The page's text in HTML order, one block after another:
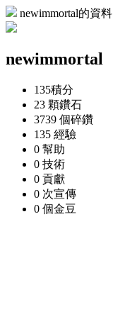
newimmortal的資料
newimmortal
135積分
23 顆鑽石
3739 個碎鑽
135 經驗
0 幫助
0 技術
0 貢獻
0 次宣傳
0 個金豆